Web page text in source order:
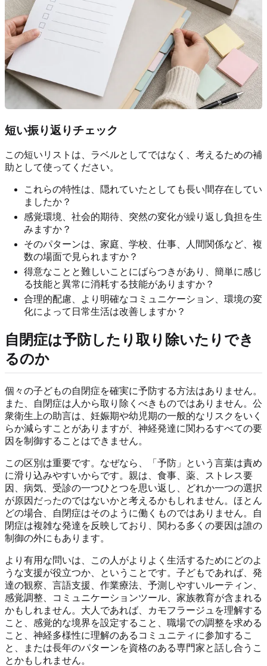
短い振り返りチェック
この短いリストは、ラベルとしてではなく、考えるための補
助として使ってください。
これらの特性は、隠れていたとしても長い間存在してい
ましたか？
感覚環境、社会的期待、突然の変化が繰り返し負担を生
みますか？
そのパターンは、家庭、学校、仕事、人間関係など、複
数の場面で見られますか？
得意なことと難しいことにばらつきがあり、簡単に感じ
る技能と異常に消耗する技能がありますか？
合理的配慮、より明確なコミュニケーション、環境の変
化によって日常生活は改善しますか？
自閉症は予防したり取り除いたりでき
るのか
個々の子どもの自閉症を確実に予防する方法はありません。
また、自閉症は人から取り除くべきものではありません。公
衆衛生上の助言は、妊娠期や幼児期の一般的なリスクをいく
らか減らすことがありますが、神経発達に関わるすべての要
因を制御することはできません。
この区別は重要です。なぜなら、「予防」という言葉は責め
に滑り込みやすいからです。親は、食事、薬、ストレス要
因、病気、受診の一つひとつを思い返し、どれか一つの選択
が原因だったのではないかと考えるかもしれません。ほとん
どの場合、自閉症はそのように働くものではありません。自
閉症は複雑な発達を反映しており、関わる多くの要因は誰の
制御の外にもあります。
より有用な問いは、この人がよりよく生活するためにどのよ
うな支援が役立つか、ということです。子どもであれば、発
達の観察、言語支援、作業療法、予測しやすいルーティン、
感覚調整、コミュニケーションツール、家族教育が含まれる
かもしれません。大人であれば、カモフラージュを理解する
こと、感覚的な境界を設定すること、職場での調整を求める
こと、神経多様性に理解のあるコミュニティに参加するこ
と、または長年のパターンを資格のある専門家と話し合うこ
とかもしれません。